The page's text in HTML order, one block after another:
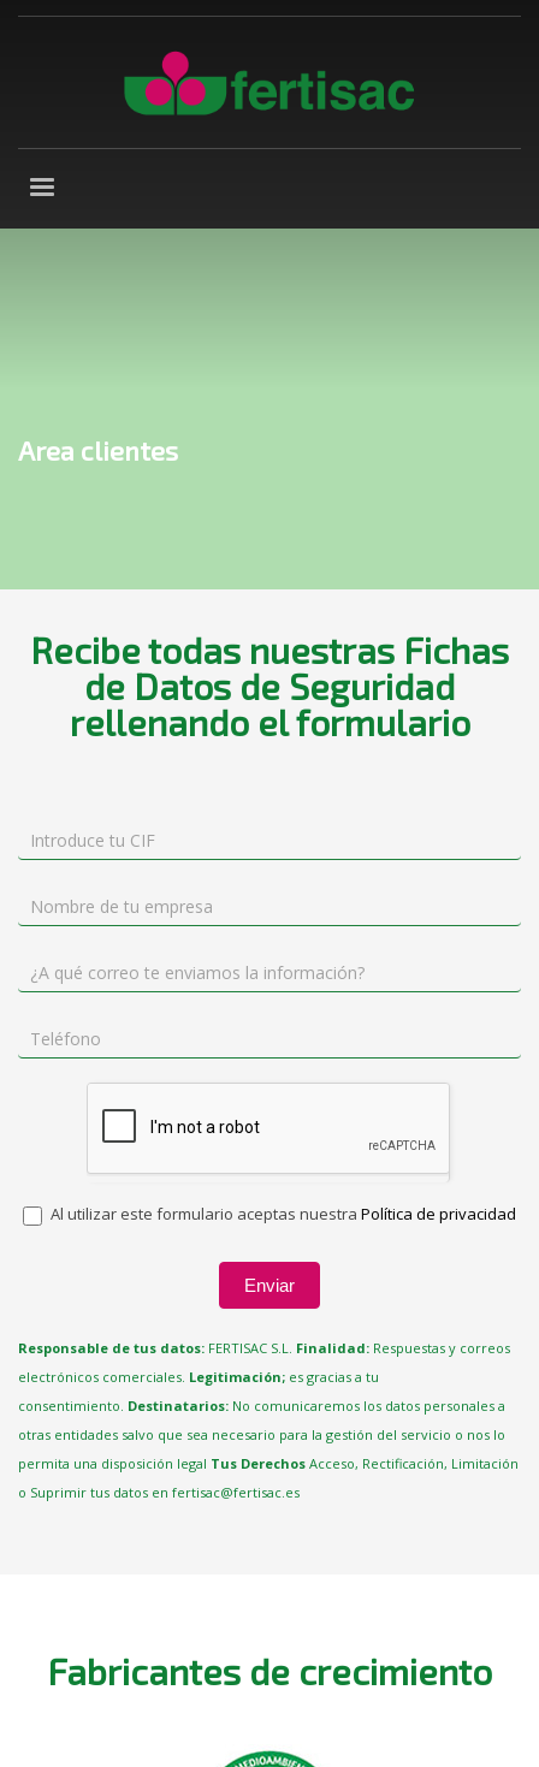
Area clientes
Recibe todas nuestras Fichas
de Datos de Seguridad
rellenando el formulario
Area
Clientes
FDS
Al utilizar este formulario aceptas nuestra Política de privacidad
Enviar
Responsable de tus datos: FERTISAC S.L. Finalidad: Respuestas y correos
electrónicos comerciales. Legitimación; es gracias a tu
consentimiento. Destinatarios: No comunicaremos los datos personales a
otras entidades salvo que sea necesario para la gestión del servicio o nos lo
permita una disposición legal Tus Derechos Acceso, Rectificación, Limitación
o Suprimir tus datos en fertisac@fertisac.es
Fabricantes de crecimiento